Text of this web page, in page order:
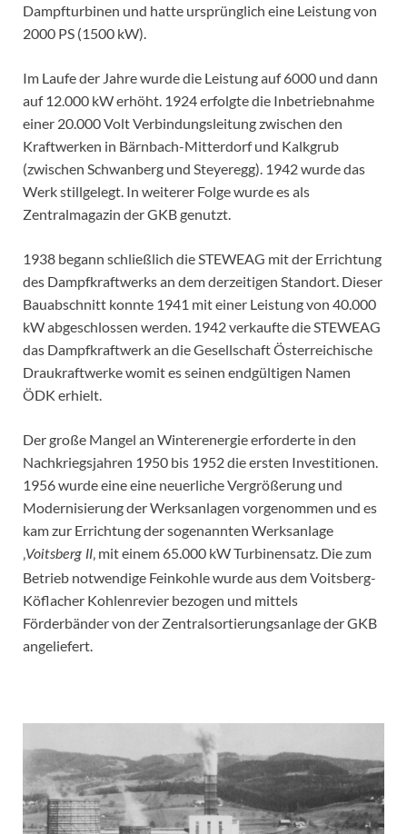
Dampfturbinen und hatte ursprünglich eine Leistung von
2000 PS (1500 kW).
Im Laufe der Jahre wurde die Leistung auf 6000 und dann
auf 12.000 kW erhöht. 1924 erfolgte die Inbetriebnahme
einer 20.000 Volt Verbindungsleitung zwischen den
Kraftwerken in Bärnbach-Mitterdorf und Kalkgrub
(zwischen Schwanberg und Steyeregg). 1942 wurde das
Werk stillgelegt. In weiterer Folge wurde es als
Zentralmagazin der GKB genutzt.
1938 begann schließlich die STEWEAG mit der Errichtung
des Dampfkraftwerks an dem derzeitigen Standort. Dieser
Bauabschnitt konnte 1941 mit einer Leistung von 40.000
kW abgeschlossen werden. 1942 verkaufte die STEWEAG
das Dampfkraftwerk an die Gesellschaft Österreichische
Draukraftwerke womit es seinen endgültigen Namen
ÖDK erhielt.
Der große Mangel an Winterenergie erforderte in den
Nachkriegsjahren 1950 bis 1952 die ersten Investitionen.
1956 wurde eine eine neuerliche Vergrößerung und
Modernisierung der Werksanlagen vorgenommen und es
kam zur Errichtung der sogenannten Werksanlage
Voitsberg II ‚ mit einem 65.000 kW Turbinensatz. Die zum
Betrieb notwendige Feinkohle wurde aus dem Voitsberg-
Köflacher Kohlenrevier bezogen und mittels
Förderbänder von der Zentralsortierungsanlage der GKB
angeliefert.